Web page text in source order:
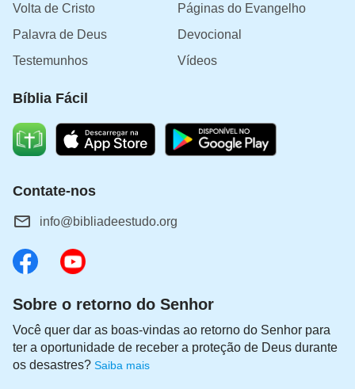
Volta de Cristo
Páginas do Evangelho
Palavra de Deus
Devocional
Testemunhos
Vídeos
Bíblia Fácil
Contate-nos
info@bibliadeestudo.org
Sobre o retorno do Senhor
Você quer dar as boas-vindas ao retorno do Senhor para
ter a oportunidade de receber a proteção de Deus durante
os desastres? Saiba mais